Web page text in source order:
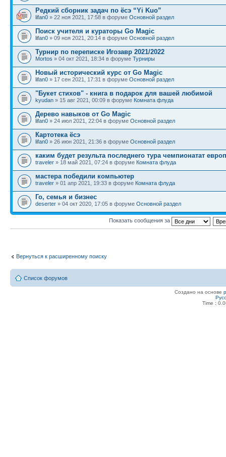
Редкий сборник задач по ёсэ “Yi Kuo”
lifan0 » 22 ноя 2021, 17:58 в форуме Основной раздел
Поиск учителя и кураторы Go Magic
lifan0 » 09 ноя 2021, 20:14 в форуме Основной раздел
Турнир по переписке Игозавр 2021/2022
Mortos » 04 окт 2021, 18:34 в форуме Турниры
Новый исторический курс от Go Magic
lifan0 » 17 сен 2021, 17:31 в форуме Основной раздел
"Букет стихов" - книга в подарок для вашей любимой
kyudan » 15 авг 2021, 00:09 в форуме Комната флуда
Дерево навыков от Go Magic
lifan0 » 24 июл 2021, 22:04 в форуме Основной раздел
Картотека ёсэ
lifan0 » 26 июн 2021, 21:36 в форуме Основной раздел
каким будет результа последнего тура чемпионатат
traveler » 18 май 2021, 07:24 в форуме Комната флуда
мастера победили компьютер
traveler » 01 апр 2021, 19:33 в форуме Комната флуда
Го, семья и бизнес
deserter » 04 окт 2020, 17:05 в форуме Основной раздел
Показать сообщения за
Вернуться к расширенному поиску
Список форумов
Создано на основе
Time :